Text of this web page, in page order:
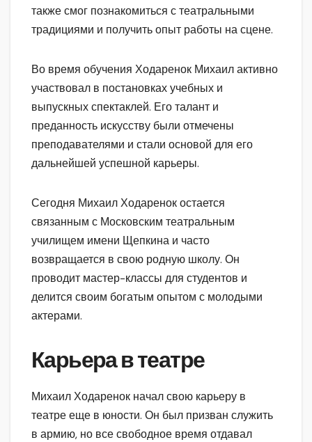
также смог познакомиться с театральными
традициями и получить опыт работы на сцене.
Во время обучения Ходаренок Михаил активно
участвовал в постановках учебных и
выпускных спектаклей. Его талант и
преданность искусству были отмечены
преподавателями и стали основой для его
дальнейшей успешной карьеры.
Сегодня Михаил Ходаренок остается
связанным с Московским театральным
училищем имени Щепкина и часто
возвращается в свою родную школу. Он
проводит мастер-классы для студентов и
делится своим богатым опытом с молодыми
актерами.
Карьера в театре
Михаил Ходаренок начал свою карьеру в
театре еще в юности. Он был призван служить
в армию, но все свободное время отдавал